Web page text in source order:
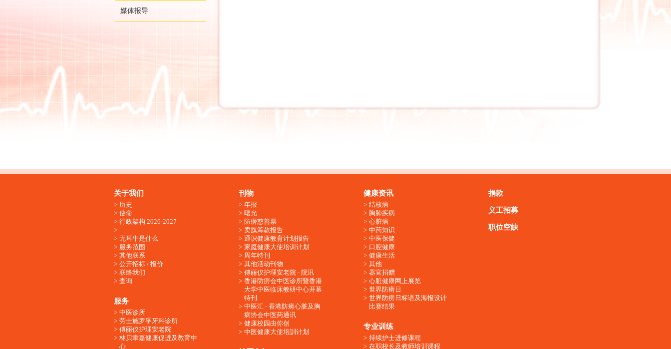
媒体报导
关于我们
历史
使命
行政架构 2026-2027
无耳牛是什么
服务范围
其他联系
公开招标 / 报价
联络我们
查询
服务
中医诊所
劳士施罗孚牙科诊所
傅丽仪护理安老院
林贝聿嘉健康促进及教育中
心
刊物
年报
曙光
防痨慈善票
卖旗筹款报告
通识健康教育计划报告
家庭健康大使培训计划
周年特刊
其他活动刊物
傅丽仪护理安老院 - 院讯
香港防痨会中医诊所暨香港
大学中医临床教研中心开幕
特刊
中医汇 - 香港防痨心脏及胸
病协会中医药通讯
健康校园由你创
中医健康大使培訓计划
健康资讯
结核病
胸肺疾病
心脏病
中药知识
中医保健
口腔健康
健康生活
其他
器官捐赠
心脏健康网上展览
世界防痨日
世界防痨日标语及海报设计
比赛结果
专业训练
持续护士进修课程
在职校长及教师培训课程
捐款
义工招募
职位空缺